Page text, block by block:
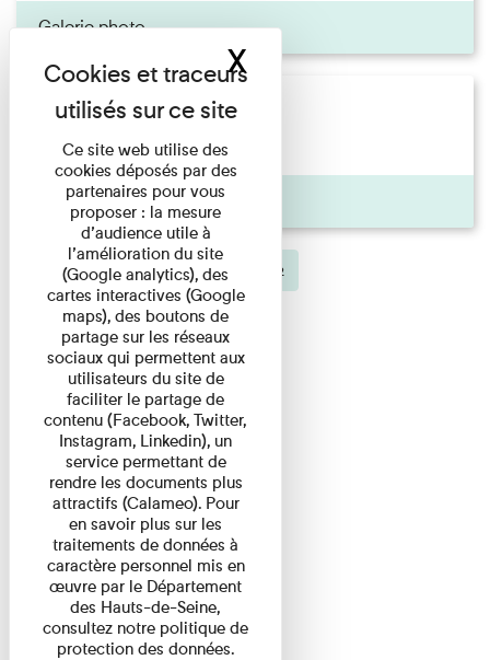
Galerie photo
Hors-les-murs
Galerie photo
« 2
Ce site web utilise des
cookies déposés par des
partenaires pour vous
proposer : la mesure
d’audience utile à
l’amélioration du site
(Google analytics), des
cartes interactives (Google
maps), des boutons de
partage sur les réseaux
sociaux qui permettent aux
utilisateurs du site de
faciliter le partage de
contenu (Facebook, Twitter,
Instagram, Linkedin), un
service permettant de
rendre les documents plus
attractifs (Calameo). Pour
en savoir plus sur les
traitements de données à
caractère personnel mis en
œuvre par le Département
des Hauts-de-Seine,
consultez notre politique de
protection des données.
XMasquer le